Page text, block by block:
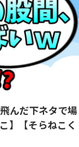
んだ下ネタで場
】【そらねこく